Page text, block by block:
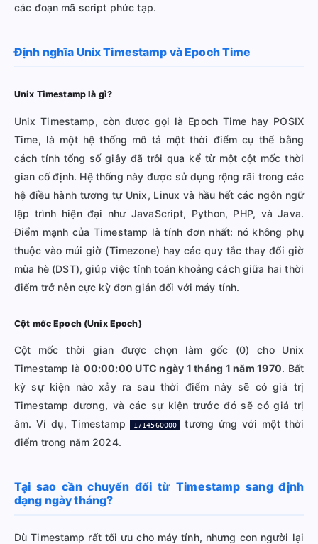
các đoạn mã script phức tạp.
Định nghĩa Unix Timestamp và Epoch Time
Unix Timestamp là gì?
Unix Timestamp, còn được gọi là Epoch Time hay POSIX
Time, là một hệ thống mô tả một thời điểm cụ thể bằng
cách tính tổng số giây đã trôi qua kể từ một cột mốc thời
gian cố định. Hệ thống này được sử dụng rộng rãi trong các
hệ điều hành tương tự Unix, Linux và hầu hết các ngôn ngữ
lập trình hiện đại như JavaScript, Python, PHP, và Java.
Điểm mạnh của Timestamp là tính đơn nhất: nó không phụ
thuộc vào múi giờ (Timezone) hay các quy tắc thay đổi giờ
mùa hè (DST), giúp việc tính toán khoảng cách giữa hai thời
điểm trở nên cực kỳ đơn giản đối với máy tính.
Cột mốc Epoch (Unix Epoch)
Cột mốc thời gian được chọn làm gốc (0) cho Unix
Timestamp là 00:00:00 UTC ngày 1 tháng 1 năm 1970. Bất
kỳ sự kiện nào xảy ra sau thời điểm này sẽ có giá trị
Timestamp dương, và các sự kiện trước đó sẽ có giá trị
âm. Ví dụ, Timestamp 1714560000 tương ứng với một thời
điểm trong năm 2024.
Tại sao cần chuyển đổi từ Timestamp sang định
dạng ngày tháng?
Dù Timestamp rất tối ưu cho máy tính, nhưng con người lại